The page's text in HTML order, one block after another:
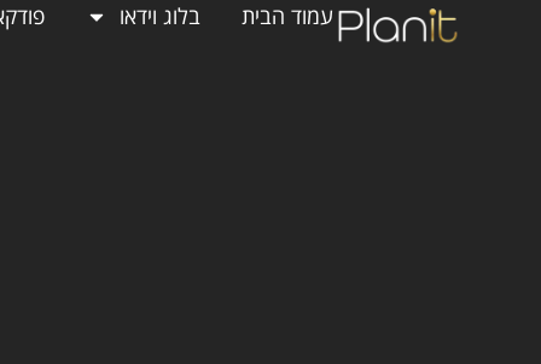
עמוד הבית בלוג וידאו